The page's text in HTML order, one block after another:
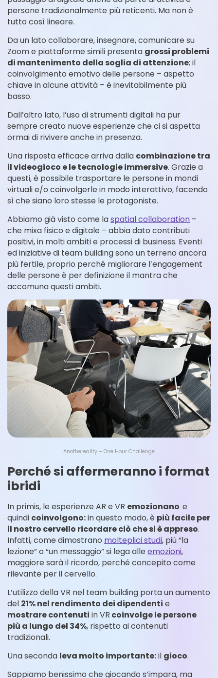
persone tradizionalmente più reticenti. Ma non è
tutto così lineare.
Da un lato collaborare, insegnare, comunicare su
Zoom e piattaforme simili presenta grossi problemi
di mantenimento della soglia di attenzione; il
coinvolgimento emotivo delle persone – aspetto
chiave in alcune attività – è inevitabilmente più
basso.
Dall’altro lato, l’uso di strumenti digitali ha pur
sempre creato nuove esperienze che ci si aspetta
ormai di rivivere anche in presenza.
Una risposta efficace arriva dalla combinazione tra
il videogioco e le tecnologie immersive. Grazie a
questi, è possibile trasportare le persone in mondi
virtuali e/o coinvolgerle in modo interattivo, facendo
sì che siano loro stesse le protagoniste.
Abbiamo già visto come laspatial collaboration –
che mixa fisico e digitale – abbia dato contributi
positivi, in molti ambiti e processi di business. Eventi
ed iniziative di team building sono un terreno ancora
più fertile, proprio perché migliorare l’engagement
delle persone è per definizione il mantra che
accomuna questi ambiti.
Anothereality – One Hour Challenge
Perché si affermeranno i format
ibridi
In primis, le esperienze AR e VR emozionano e
quindi coinvolgono:in questo modo, è più facile per
il nostro cervello ricordare ciò che si è appreso.
Infatti, come dimostrano molteplici studi, più “la
lezione” o “un messaggio” si lega alleemozioni,
maggiore sarà il ricordo, perché concepito come
rilevante per il cervello.
L’utilizzo della VR nel team building porta un aumento
del 21% nel rendimento dei dipendenti e
mostrare contenuti in VR coinvolge le persone
più a lungo del 34%, rispetto ai contenuti
tradizionali.
Una seconda leva molto importante:il gioco.
Sappiamo benissimo che giocando s’impara, ma